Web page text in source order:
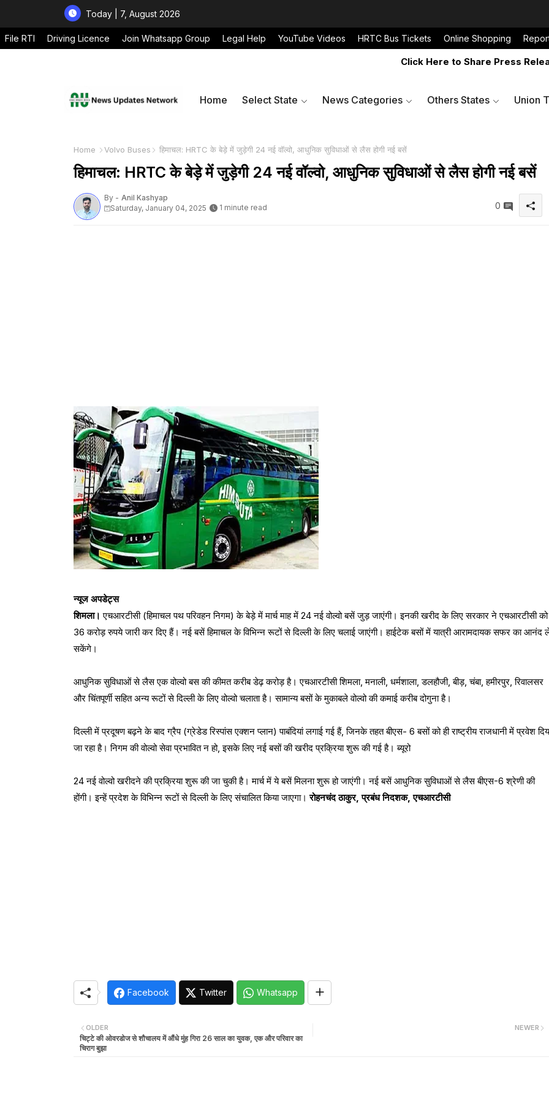
Today | 7, August 2026
File RTI Driving Licence Join Whatsapp Group Legal Help YouTube Videos HRTC Bus Tickets Online Shopping
Click Here to Share Press Release
Home Select State News Categories Others States Union
Home Volvo Buses हिमाचल: HRTC के बेड़े में जुड़ेगी 24 नई वॉल्वो, आधुनिक सुविधाओं से लैस होगी नई बसें
हिमाचल: HRTC के बेड़े में जुड़ेगी 24 नई वॉल्वो, आधुनिक सुविधाओं से लैस होगी नई बसें
By - Anil Kashyap
Saturday, January 04, 2025
1 minute read 0
न्यूज अपडेट्स
शिमला।एचआरटीसी (हिमाचल पथ परिवहन निगम) के बेड़े में मार्च माह में 24 नई वोल्वो बसें जुड़ जाएंगी। इनकी खरीद के लिए सरकार ने एचआरटीसी को
36 करोड़ रुपये जारी कर दिए हैं। नई बसें हिमाचल के विभिन्न रूटों से दिल्ली के लिए चलाई जाएंगी। हाईटेक बसों में यात्री आरामदायक सफर का आनंद
सकेंगे।
आधुनिक सुविधाओं से लैस एक वोल्वो बस की कीमत करीब डेढ़ करोड़ है। एचआरटीसी शिमला, मनाली, धर्मशाला, डलहौजी, बीड़, चंबा, हमीरपुर, रिवालसर
और चिंतपूर्णी सहित अन्य रूटों से दिल्ली के लिए वोल्वो चलाता है। सामान्य बसों के मुकाबले वोल्वो की कमाई करीब दोगुना है।
दिल्ली में प्रदूषण बढ़ने के बाद ग्रैप (ग्रेडेड रिस्पांस एक्शन प्लान) पाबंदियां लगाई गई हैं, जिनके तहत बीएस- 6 बसों को ही राष्ट्रीय राजधानी में प्रवेश
जा रहा है। निगम की वोल्वो सेवा प्रभावित न हो, इसके लिए नई बसों की खरीद प्रक्रिया शुरू की गई है। ब्यूरो
24 नई वोल्वो खरीदने की प्रक्रिया शुरू की जा चुकी है। मार्च में ये बसें मिलना शुरू हो जाएंगी। नई बसें आधुनिक सुविधाओं से लैस बीएस-6 श्रेणी की
होंगी। इन्हें प्रदेश के विभिन्न रूटों से दिल्ली के लिए संचालित किया जाएगा।रोहनचंद ठाकुर, प्रबंध निदशक, एचआरटीसी
Facebook Twitter Whatsapp
NEWER
OLDER
चिट्टे की ओवरडोज से शौचालय में औंधे मुंह गिरा 26 साल का युवक, एक और परिवार का
चिराग बुझा